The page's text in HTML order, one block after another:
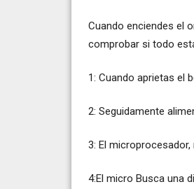
Cuando enciendes el
comprobar si todo
1: Cuando aprietas el
2: Seguidamente
3: El
4:El micro Busca una